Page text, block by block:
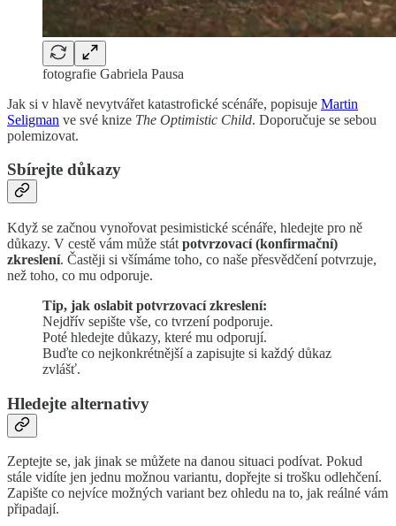
fotografie Gabriela Pausa
Jak si v hlavě nevytvářet katastrofické scénáře, popisuje Martin
Seligman ve své knize The Optimistic Child. Doporučuje se sebou
polemizovat.
Sbírejte důkazy
Když se začnou vynořovat pesimistické scénáře, hledejte pro ně
důkazy. V cestě vám může stát potvrzovací (konfirmační)
zkreslení. Častěji si všímáme toho, co naše přesvědčení potvrzuje,
než toho, co mu odporuje.
Tip, jak oslabit potvrzovací zkreslení:
Nejdřív sepište vše, co tvrzení podporuje.
Poté hledejte důkazy, které mu odporují.
Buďte co nejkonkrétnější a zapisujte si každý důkaz
zvlášť.
Hledejte alternativy
Zeptejte se, jak jinak se můžete na danou situaci podívat. Pokud
stále vidíte jen jednu možnou variantu, dopřejte si trošku odlehčení.
Zapište co nejvíce možných variant bez ohledu na to, jak reálné vám
připadají.